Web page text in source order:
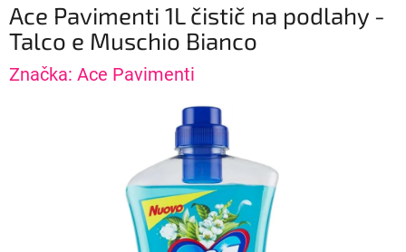
Ace Pavimenti 1L čistič na podlahy -
Talco e Muschio Bianco
Značka: Ace Pavimenti